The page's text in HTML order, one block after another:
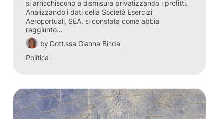
si arricchiscono a dismisura privatizzando i profitti.
Analizzando i dati della Società Esercizi
Aeroportuali, SEA, si constata come abbia
raggiunto…
by Dott.ssa Gianna Binda
Politica